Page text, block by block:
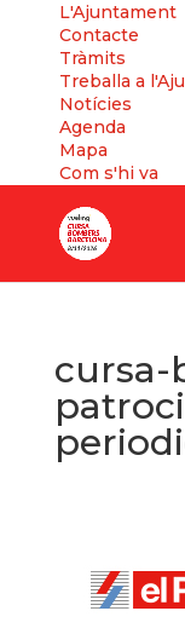
L'Ajuntament
Contacte
Tràmits
Treballa a
Notícies
Agenda
Mapa
Com s'hi va
cursa-